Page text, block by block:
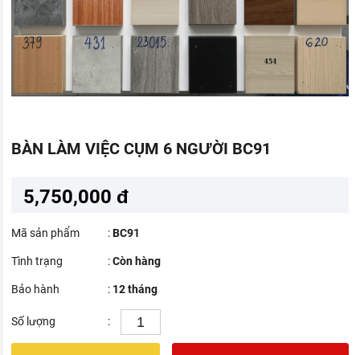
BÀN LÀM VIỆC CỤM 6 NGƯỜI BC91
5,750,000 đ
Mã sản phẩm :BC91
Tình trạng :Còn hàng
Bảo hành : 12 tháng
Số lượng :